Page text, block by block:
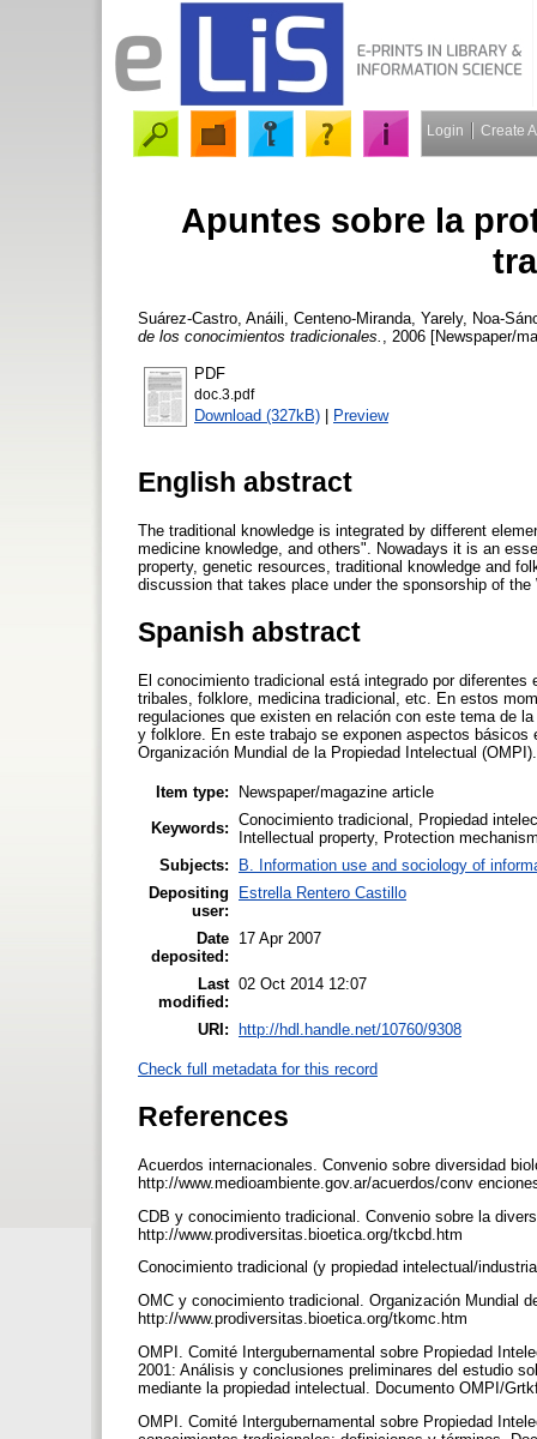
Login Create
Apuntes sobre la
Suárez-Castro, Anáili Centeno-Miranda, Yarely, Noa-
de los conocimientos tradicionales.
, 2006 [Newspaper/
PDF
doc.3.pdf
Download (327kB) | Preview
English abstract
The traditional knowledge is integrated by different
medicine knowledge, and others". Nowadays it is an
property, genetic resources, traditional knowledge and
discussion that takes place under the sponsorship of
Spanish abstract
El conocimiento tradicional está integrado por
tribales, folklore, medicina tradicional, etc. En estos
regulaciones que existen en relación con este tema de
y folklore. En este trabajo se exponen aspectos
Organización Mundial de la Propiedad Intelectual (OMPI).
Item type:
Newspaper/magazine article
Keywords: Conocimiento tradicional, Propiedad
Intellectual property, Protection
Subjects:
B. Information use and sociology of
Depositing
user:
Estrella Rentero Castillo
Date
deposited:
17 Apr 2007
Last
modified:
02 Oct 2014 12:07
URI: http://hdl.handle.net/10760/9308
Check full metadata for this record
References
Acuerdos internacionales. Convenio sobre diversidad
http://www.medioambiente.gov.ar/acuerdos/conv
CDB y conocimiento tradicional. Convenio sobre la
http://www.prodiversitas.bioetica.org/tkcbd.htm
Conocimiento tradicional (y propiedad intelectual/
OMC y conocimiento tradicional. Organización Mundial
http://www.prodiversitas.bioetica.org/tkomc.htm
OMPI. Comité Intergubernamental sobre Propiedad
2001: Análisis y conclusiones preliminares del estudio
mediante la propiedad intelectual. Documento OMPI/
OMPI. Comité Intergubernamental sobre Propiedad